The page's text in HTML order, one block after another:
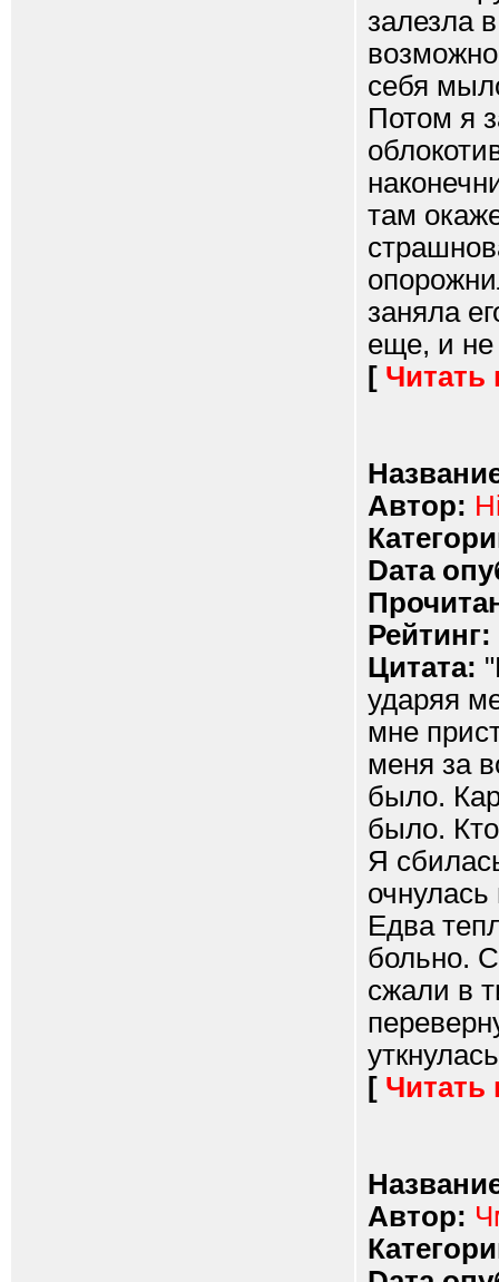
залезла
себя
Потом я
там
заняла
еще, и не
[ Читать
Автор:
Dата
Рейтинг:
Цитата:
ударяя
мне
меня за
было.
было. Кто
Я
Едва
больно.
сжали в
[ Читать
Автор: